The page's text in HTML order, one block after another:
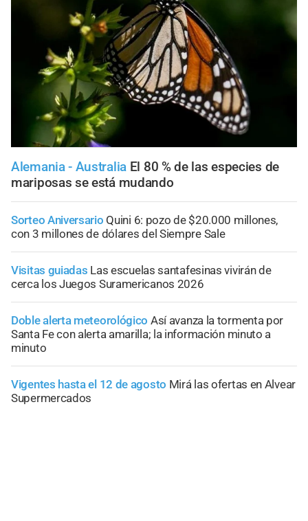
Alemania - Australia El 80 % de las especies de
mariposas se está mudando
Sorteo Aniversario Quini 6: pozo de $20.000 millones,
con 3 millones de dólares del Siempre Sale
Visitas guiadas Las escuelas santafesinas vivirán de
cerca los Juegos Suramericanos 2026
Doble alerta meteorológico Así avanza la tormenta por
Santa Fe con alerta amarilla; la información minuto a
minuto
Vigentes hasta el 12 de agosto Mirá las ofertas en Alvear
Supermercados